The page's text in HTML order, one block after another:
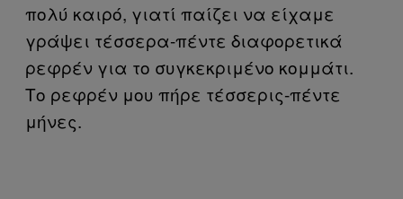
πολύ καιρό, γιατί παίζει να είχαμε
γράψει τέσσερα-πέντε διαφορετικά
ρεφρέν για το συγκεκριμένο κομμάτι.
Το ρεφρέν μου πήρε τέσσερις-πέντε
μήνες.